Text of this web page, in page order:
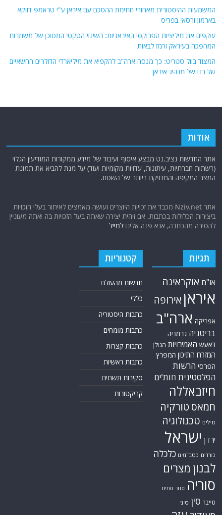
המשמעות ההיסטורית מאחורי חתימת ההסכם עם איראן ע"י טראמפ דווקא
בארמון ורסאי בפריס
עוקפים את מיליציות הפרוקסי האיראניות: השינוי הטקטי המסוכן של משמרות
המהפכה בעיראק ורמז לבאות
המצוד בוול סטריט: כך מנסה ארה"ב להקפיא את מיליארדי הדולרים החשאיים
של בנו של מנהיג איראן
אודות
אתר החדשות נציב.נט מבצע איסוף ועיבוד של מידע ממקורות המודיעין הגלוי
(רשתות חברתיות, עיתונות, עדויות מקומיות ועוד) על מנת להביא את תמונת
המצב המקיפה והמדויקת ביותר של השטח.
אתר Nziv.net מכבד את זכויות היוצרים ועושה מאמצים לאיתור בעלי הזכויות
ביצירות הכלולות בכתבות. אם זיהית יצירה שאתה בעל הזכויות בה ואתה מעוניין
להסירה מהכתבה, אנא פנה אלינולמייל
תגיות
או"ם אוקראינה
איראן אירופה
אפריקה ארה"ב
בריטניה גרמניה
דאעש האמירויות הגולן
המזרח התיכון המפרץ
הפרסי הרשות
הפלסטינית חות'ים
חיזבאללה
חמאס טורקיה
טילים טכנולוגיה
ירדן ישראל
כורדים כטב"מים כלכלה
לבנון מצרים
סוריה סחר סמים
סייבר סין סיני
קטגוריות
חדשות מהעולם
כללי
כתבות היסטוריה
כתבות מומחים
כתבות קצרות
כתבות ראשיות
סקירות תשתית
קריקטורות